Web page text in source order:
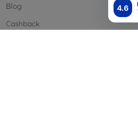
4.6
Blog
Cashback